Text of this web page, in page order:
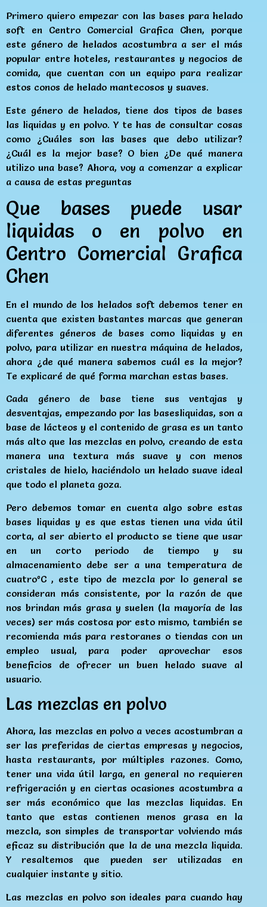
Primero quiero empezar con las bases para helado
soft en Centro Comercial Grafica Chen, porque
este género de helados acostumbra a ser el más
popular entre hoteles, restaurantes y negocios de
comida, que cuentan con un equipo para realizar
estos conos de helado mantecosos y suaves.
Este género de helados, tiene dos tipos de bases
las liquidas y en polvo. Y te has de consultar cosas
como ¿Cuáles son las bases que debo utilizar?
¿Cuál es la mejor base? O bien ¿De qué manera
utilizo una base? Ahora, voy a comenzar a explicar
a causa de estas preguntas
Que bases puede usar
liquidas o en polvo en
Centro Comercial Grafica
Chen
En el mundo de los helados soft debemos tener en
cuenta que existen bastantes marcas que generan
diferentes géneros de bases como liquidas y en
polvo, para utilizar en nuestra máquina de helados,
ahora ¿de qué manera sabemos cuál es la mejor?
Te explicaré de qué forma marchan estas bases.
Cada género de base tiene sus ventajas y
desventajas, empezando por las basesliquidas, son a
base de lácteos y el contenido de grasa es un tanto
más alto que las mezclas en polvo, creando de esta
manera una textura más suave y con menos
cristales de hielo, haciéndolo un helado suave ideal
que todo el planeta goza.
Pero debemos tomar en cuenta algo sobre estas
bases liquidas y es que estas tienen una vida útil
corta, al ser abierto el producto se tiene que usar
en un corto periodo de tiempo y su
almacenamiento debe ser a una temperatura de
cuatroºC , este tipo de mezcla por lo general se
consideran más consistente, por la razón de que
nos brindan más grasa y suelen (la mayoría de las
veces) ser más costosa por esto mismo, también se
recomienda más para restoranes o tiendas con un
empleo usual, para poder aprovechar esos
beneficios de ofrecer un buen helado suave al
usuario.
Las mezclas en polvo
Ahora, las mezclas en polvo a veces acostumbran a
ser las preferidas de ciertas empresas y negocios,
hasta restaurants, por múltiples razones. Como,
tener una vida útil larga, en general no requieren
refrigeración y en ciertas ocasiones acostumbra a
ser más económico que las mezclas liquidas. En
tanto que estas contienen menos grasa en la
mezcla, son simples de transportar volviendo más
eficaz su distribución que la de una mezcla liquida.
Y resaltemos que pueden ser utilizadas en
cualquier instante y sitio.
Las mezclas en polvo son ideales para cuando hay